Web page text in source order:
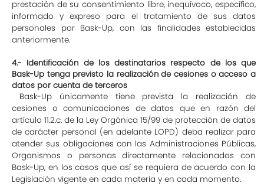
prestación de su consentimiento libre, inequívoco, específico,
informado y expreso para el tratamiento de sus datos
personales por Bask-Up, con las finalidades establecidas
anteriormente.
4.- Identificación de los destinatarios respecto de los que
Bask-Up tenga previsto la realización de cesiones o acceso a
datos por cuenta de terceros
Bask-Up únicamente tiene prevista la realización de
cesiones o comunicaciones de datos que en razón del
artículo 11.2.c. de la Ley Orgánica 15/99 de protección de datos
de carácter personal (en adelante LOPD) deba realizar para
atender sus obligaciones con las Administraciones Públicas,
Organismos o personas directamente relacionadas con
Bask-Up, en los casos que así se requiera de acuerdo con la
Legislación vigente en cada materia y en cada momento.